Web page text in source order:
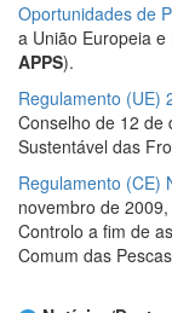
Oportunidades de
a União Europeia
APPS).
Regulamento (UE)
Conselho de 12 de
Sustentável das
Regulamento (CE)
novembro de
Controlo a fim de
Comum das